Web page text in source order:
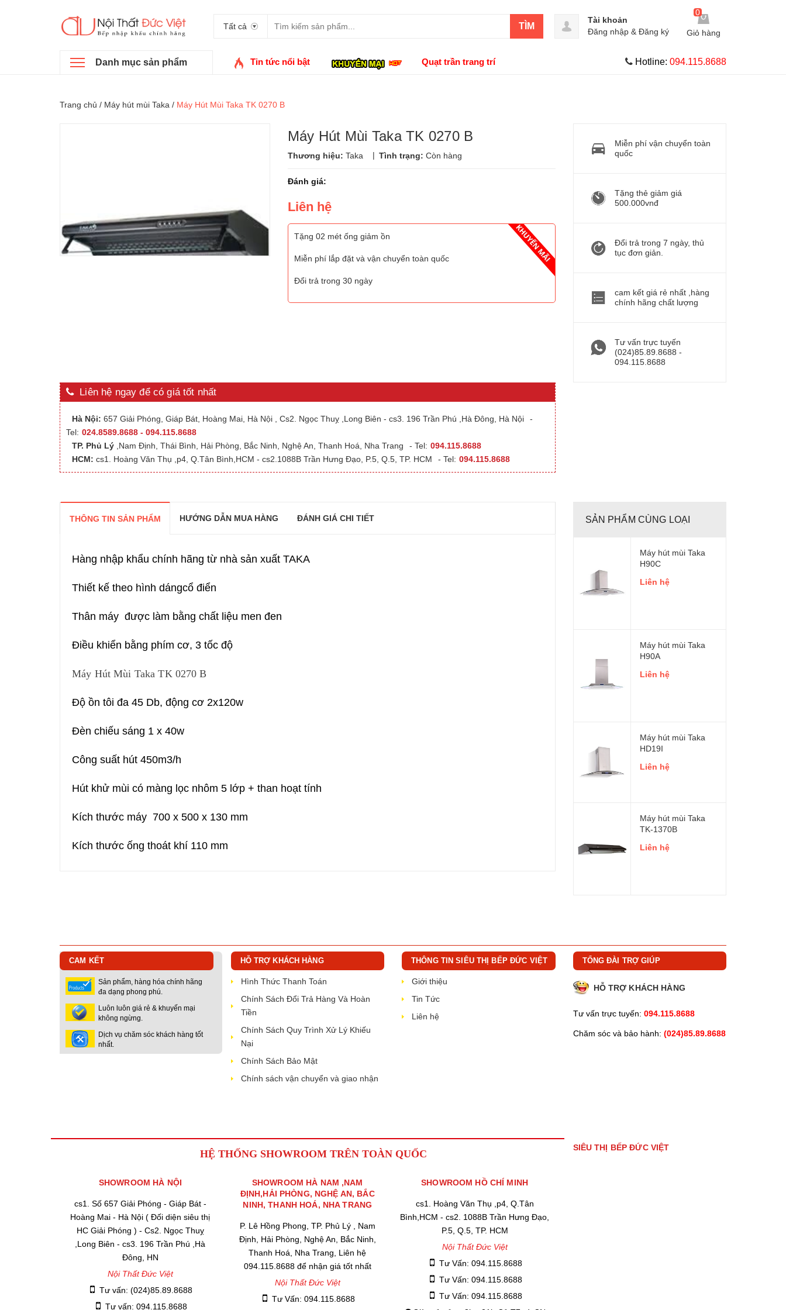
Tất cả TÌM
0
Giỏ hàng
Tài khoản
Đăng nhập & Đăng ký
Danh mục sản phẩm Tin tức nổi bật Quạt trần trang trí Hotline: 094.115.8688
Trang chủ / Máy hút mùi Taka / Máy Hút Mùi Taka TK 0270 B
Máy Hút Mùi Taka TK 0270 B
Thương hiệu: Taka | Tình trạng: Còn hàng
Đánh giá:
Liên hệ
Tặng 02 mét ống giảm ồn
Miễn phí lắp đặt và vận chuyển toàn quốc
Đổi trả trong 30 ngày
Miễn phí vận chuyển toàn
quốc
Tặng thẻ giảm giá
500.000vnđ
Đổi trả trong 7 ngày, thủ
tục đơn giản.
cam kết giá rẻ nhất ,hàng
chính hãng chất lượng
Tư vấn trực tuyến
(024)85.89.8688 -
094.115.8688
Liên hệ ngay để có giá tốt nhất
Hà Nội: 657 Giải Phóng, Giáp Bát, Hoàng Mai, Hà Nội , Cs2. Ngọc Thuỵ ,Long Biên - cs3. 196 Trần Phú ,Hà Đông, Hà Nội
-
Tel: 024.8589.8688 - 094.115.8688
TP. Phủ Lý ,Nam Định, Thái Bình, Hải Phòng, Bắc Ninh, Nghệ An, Thanh Hoá, Nha Trang - Tel: 094.115.8688
HCM: cs1. Hoàng Văn Thụ ,p4, Q.Tân Bình,HCM - cs2.1088B Trần Hưng Đạo, P.5, Q.5, TP. HCM - Tel: 094.115.8688
THÔNG TIN SẢN PHẨM HƯỚNG DẪN MUA HÀNG ĐÁNH GIÁ CHI TIẾT
Hàng nhập khẩu chính hãng từ nhà sản xuất TAKA
Thiết kế theo hình dángcổ điển
Thân máy được làm bằng chất liệu men đen
Điều khiển bằng phím cơ, 3 tốc độ
Máy Hút Mùi Taka TK 0270 B
Độ ồn tôi đa 45 Db, động cơ 2x120w
Đèn chiếu sáng 1 x 40w
Công suất hút 450m3/h
Hút khử mùi có màng lọc nhôm 5 lớp + than hoạt tính
Kích thước máy 700 x 500 x 130 mm
Kích thước ống thoát khí 110 mm
SẢN PHẨM CÙNG LOẠI
Máy hút mùi Taka
H90C
Liên hệ
Máy hút mùi Taka
H90A
Liên hệ
Máy hút mùi Taka
HD19I
Liên hệ
Máy hút mùi Taka
TK-1370B
Liên hệ
CAM KẾT
Sản phẩm, hàng hóa chính hãng
đa dạng phong phú.
Luôn luôn giá rẻ & khuyến mại
không ngừng.
Dịch vụ chăm sóc khách hàng tốt
nhất.
HỖ TRỢ KHÁCH HÀNG
Hình Thức Thanh Toán
Chính Sách Đổi Trả Hàng Và Hoàn
Tiền
Chính Sách Quy Trình Xử Lý Khiếu
Nại
Chính Sách Bảo Mật
Chính sách vận chuyển và giao nhận
THÔNG TIN SIÊU THỊ BẾP ĐỨC VIỆT
Giới thiệu
Tin Tức
Liên hệ
TỔNG ĐÀI TRỢ GIÚP
HỖ TRỢ KHÁCH HÀNG
Tư vấn trực tuyến: 094.115.8688
Chăm sóc và bảo hành: (024)85.89.8688
HỆ THỐNG SHOWROOM TRÊN TOÀN QUỐC
SHOWROOM HÀ NỘI
cs1. Số 657 Giải Phóng - Giáp Bát -
Hoàng Mai - Hà Nội ( Đối diện siêu thị
HC Giải Phóng ) - Cs2. Ngọc Thuỵ
,Long Biên - cs3. 196 Trần Phú ,Hà
Đông, HN
Nội Thất Đức Việt
Tư vấn: (024)85.89.8688
Tư vấn: 094.115.8688
SHOWROOM HÀ NAM ,NAM
ĐỊNH,HẢI PHÒNG, NGHỆ AN, BẮC
NINH, THANH HOÁ, NHA TRANG
P. Lê Hồng Phong, TP. Phủ Lý , Nam
Định, Hải Phòng, Nghệ An, Bắc Ninh,
Thanh Hoá, Nha Trang, Liên hệ
094.115.8688 để nhận giá tốt nhất
Nội Thất Đức Việt
Tư Vấn: 094.115.8688
SHOWROOM HỒ CHÍ MINH
cs1. Hoàng Văn Thụ ,p4, Q.Tân
Bình,HCM - cs2. 1088B Trần Hưng Đạo,
P.5, Q.5, TP. HCM
Nội Thất Đức Việt
Tư Vấn: 094.115.8688
Tư Vấn: 094.115.8688
Tư Vấn: 094.115.8688
SIÊU THỊ BẾP ĐỨC VIỆT